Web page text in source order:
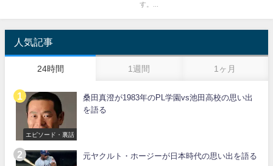
す。...
人気記事
24時間 1週間 1ヶ月
エピソード・裏話
桑田真澄が1983年のPL学園vs池田高校の思い出
を語る
元ヤクルト・ホージーが日本時代の思い出を語る